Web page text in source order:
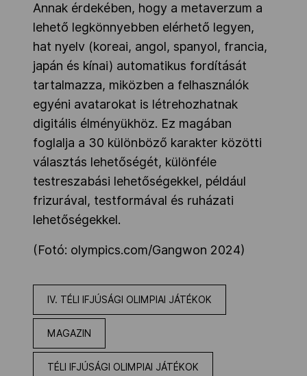
Annak érdekében, hogy a metaverzum a
lehető legkönnyebben elérhető legyen,
hat nyelv (koreai, angol, spanyol, francia,
japán és kínai) automatikus fordítását
tartalmazza, miközben a felhasználók
egyéni avatarokat is létrehozhatnak
digitális élményükhöz. Ez magában
foglalja a 30 különböző karakter közötti
választás lehetőségét, különféle
testreszabási lehetőségekkel, például
frizurával, testformával és ruházati
lehetőségekkel.
(Fotó: olympics.com/Gangwon 2024)
IV. TÉLI IFJÚSÁGI OLIMPIAI JÁTÉKOK
MAGAZIN
TÉLI IFJÚSÁGI OLIMPIAI JÁTÉKOK